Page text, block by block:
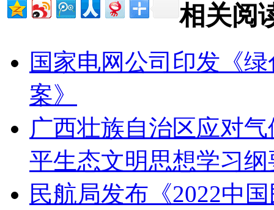
相关阅
国家电网公司印发《
案》
广西壮族自治区应对
平生态文明思想学习
民航局发布《2022中